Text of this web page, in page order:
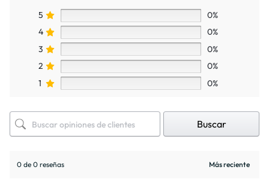
5
0%
4
0%
3
0%
2
0%
1
0%
Buscar
0 de 0 reseñas